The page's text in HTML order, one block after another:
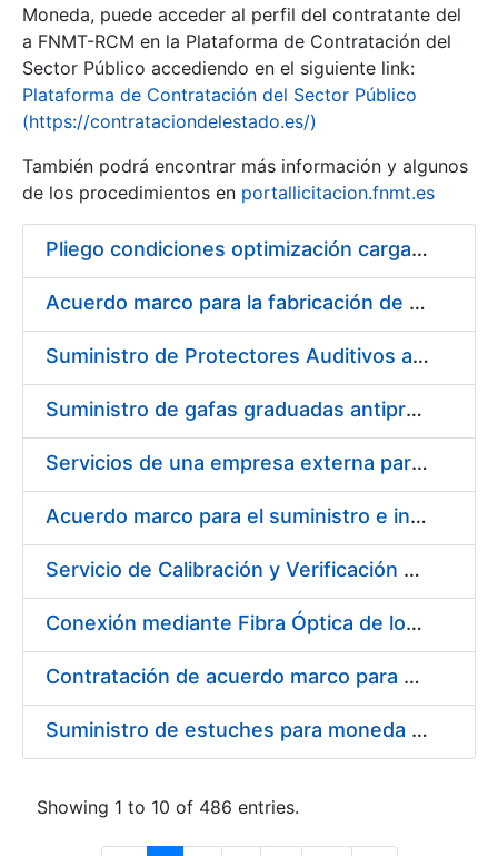
Show/Hide
Moneda, puede acceder al perfil del contratante del
a FNMT-RCM en la Plataforma de Contratación del
Sector Público accediendo en el siguiente link:
Plataforma de Contratación del Sector Público
(https://contrataciondelestado.es/)
También podrá encontrar más información y algunos
de los procedimientos en portallicitacion.fnmt.es
Pliego condiciones optimización cargas compras firmado
Acuerdo marco para la fabricación de piezas
Suministro de Protectores Auditivos a medida para las personas trabajadoras de los Centros de Trabajo de Madrid y Burgos
Suministro de gafas graduadas antiproyecciones para los trabajadores de la FNMT-RCM en los centros de trabajo de Madrid y Burgos
Servicios de una empresa externa para el asesoramiento y resolución de los recursos de alzada que se presentan relacionados con procesos de selección para la FNMT-RCM
Acuerdo marco para el suministro e instalación de persianas, estores y otros complementos
Servicio de Calibración y Verificación Externa de los Equipos de Medición del Servicio de Prevención de la FNMT-RCM
Conexión mediante Fibra Óptica de los Centros de Proceso de Datos (CPDs) de las sedes de la FNMT-RCM de Burgos y Madrid
Contratación de acuerdo marco para el Suministro de Material de Electricidad para la Fábrica Nacional de Moneda y Timbre-Real Casa de la Moneda en su centro de trabajo de Burgos
Suministro de estuches para moneda de 30 €
Showing 1 to 10 of 486 entries.